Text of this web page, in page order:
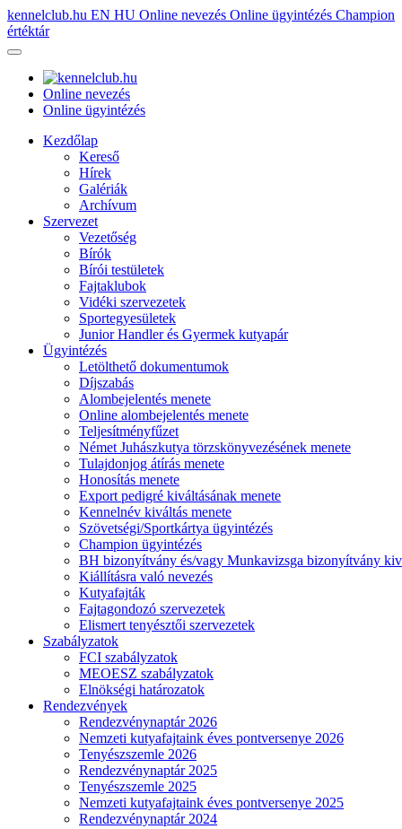
kennelclub.hu EN HU Online nevezés Online ügyintézés Champion
értéktár
Online nevezés
Online ügyintézés
Kezdőlap
Kereső
Hírek
Galériák
Archívum
Szervezet
Vezetőség
Bírók
Bírói testületek
Fajtaklubok
Vidéki szervezetek
Sportegyesületek
Junior Handler és Gyermek kutyapár
Ügyintézés
Letölthető dokumentumok
Díjszabás
Alombejelentés menete
Online alombejelentés menete
Teljesítményfűzet
Német Juhászkutya törzskönyvezésének menete
Tulajdonjog átírás menete
Honosítás menete
Export pedigré kiváltásának menete
Kennelnév kiváltás menete
Szövetségi/Sportkártya ügyintézés
Champion ügyintézés
BH bizonyítvány és/vagy Munkavizsga bizonyítvány
Kiállításra való nevezés
Kutyafajták
Fajtagondozó szervezetek
Elismert tenyésztői szervezetek
Szabályzatok
FCI szabályzatok
MEOESZ szabályzatok
Elnökségi határozatok
Rendezvények
Rendezvénynaptár 2026
Nemzeti kutyafajtaink éves pontversenye 2026
Tenyészszemle 2026
Rendezvénynaptár 2025
Tenyészszemle 2025
Nemzeti kutyafajtaink éves pontversenye 2025
Rendezvénynaptár 2024